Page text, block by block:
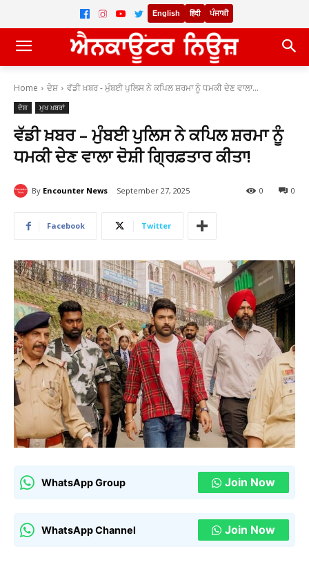
English हिंदी ਪੰਜਾਬੀ
Home ਦੇਸ਼ ਵੱਡੀ ਖ਼ਬਰ - ਮੁੰਬਈ ਪੁਲਿਸ ਨੇ ਕਪਿਲ ਸ਼ਰਮਾ ਨੂੰ ਧਮਕੀ ਦੇਣ ਵਾਲਾ...
ਦੇਸ਼ ਮੁਖ ਖ਼ਬਰਾਂ
ਵੱਡੀ ਖ਼ਬਰ – ਮੁੰਬਈ ਪੁਲਿਸ ਨੇ ਕਪਿਲ ਸ਼ਰਮਾ ਨੂੰ
ਧਮਕੀ ਦੇਣ ਵਾਲਾ ਦੋਸ਼ੀ ਗ੍ਰਿਫ਼ਤਾਰ ਕੀਤਾ!
By Encounter News September 27, 2025 0
0
Facebook Twitter
WhatsApp Group Join Now
WhatsApp Channel Join Now